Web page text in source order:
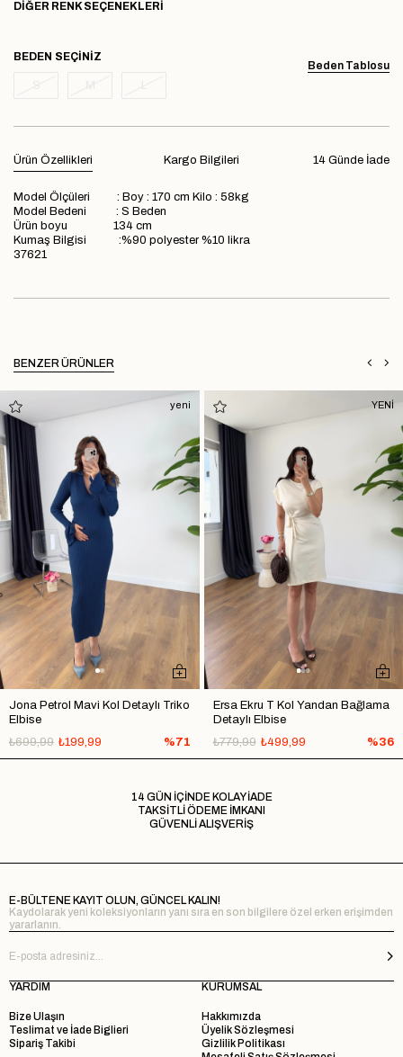
DIĞER RENK SEÇENEKLERI
Beden Tablosu
BEDEN
Ürün Özellikleri 14 Günde İade
Kargo Bilgileri
Model Ölçüleri : Boy : 170 cm Kilo : 58kg
Model Bedeni : S Beden
Ürün boyu 134 cm
Kumaş Bilgisi :%90 polyester %10 likra
37621
BENZER ÜRÜNLER
Jona Petrol Mavi Kol Detaylı Triko
Elbise
₺199,99
₺699,99 %71
yeni
Ersa Ekru T Kol Yandan Bağlama
Detaylı Elbise
₺499,99
₺779,99 %36
YENİ
14 GÜN İÇİNDE KOLAY İADE
TAKSİTLİ ÖDEME İMKANI
GÜVENLİ ALIŞVERİŞ
E-BÜLTENE KAYIT OLUN, GÜNCEL KALIN!
Kaydolarak yeni koleksiyonların yanı sıra en son bilgilere özel erken erişimden
yararlanın.
YARDIM
Bize Ulaşın
Teslimat ve İade Biglieri
Sipariş Takibi
KURUMSAL
Hakkımızda
Üyelik Sözleşmesi
Gizlilik Politikası